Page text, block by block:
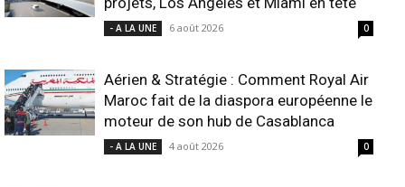
- A LA UNE 6 août 2026 0
Aérien & Stratégie : Comment Royal Air
Maroc fait de la diaspora européenne le
moteur de son hub de Casablanca
- A LA UNE 4 août 2026 0